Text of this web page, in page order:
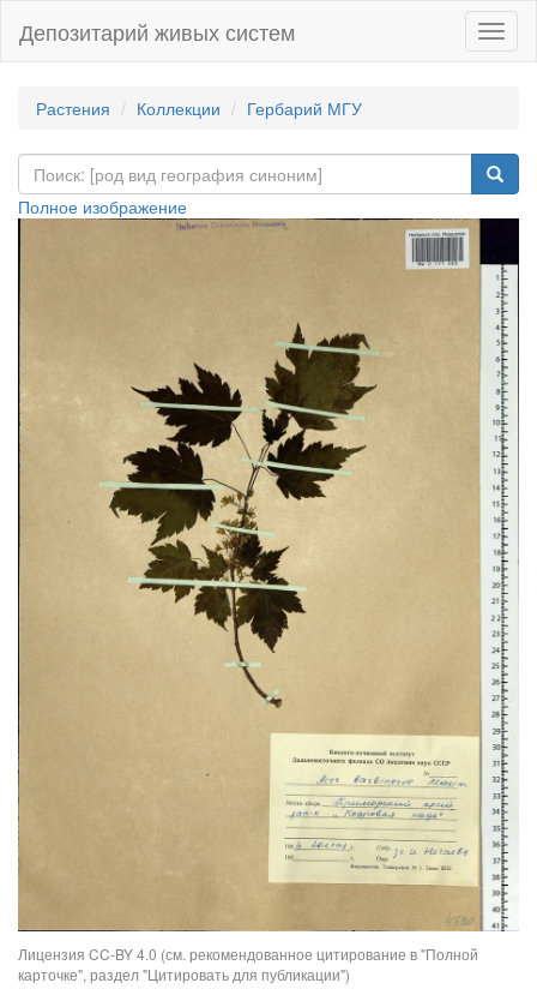
Депозитарий живых систем
Растения Коллекции Гербарий МГУ
Полное изображение
Лицензия CC-BY 4.0 (см. рекомендованное цитирование в "Полной
карточке", раздел "Цитировать для публикации")